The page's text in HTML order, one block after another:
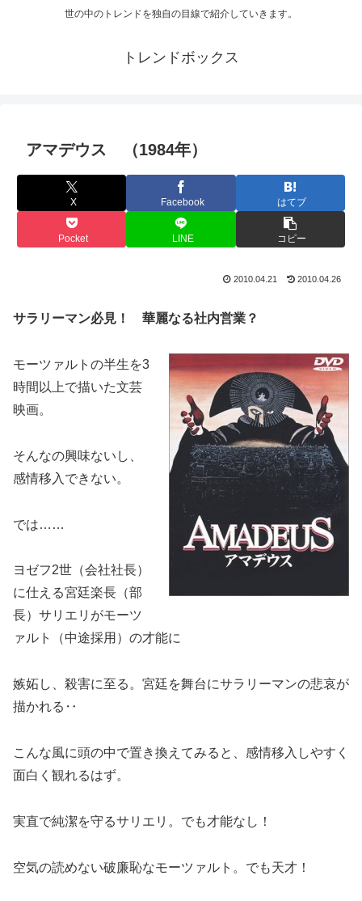
世の中のトレンドを独自の目線で紹介していきます。
トレンドボックス
アマデウス （1984年）
X Facebook はてブ
Pocket LINE コピー
2010.04.21 2010.04.26
サラリーマン必見！ 華麗なる社内営業？
モーツァルトの半生を3
時間以上で描いた文芸
映画。
そんなの興味ないし、
感情移入できない。
では……
ヨゼフ2世（会社社長）
に仕える宮廷楽長（部
長）サリエリがモーツ
ァルト（中途採用）の才能に
嫉妬し、殺害に至る。宮廷を舞台にサラリーマンの悲哀が
描かれる‥
こんな風に頭の中で置き換えてみると、感情移入しやすく
面白く観れるはず。
実直で純潔を守るサリエリ。でも才能なし！
空気の読めない破廉恥なモーツァルト。でも天才！